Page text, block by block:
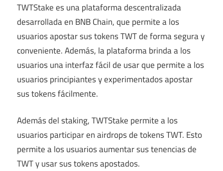
TWTStake es una plataforma descentralizada
desarrollada en BNB Chain, que permite a los
usuarios apostar sus tokens TWT de forma segura y
conveniente. Además, la plataforma brinda a los
usuarios una interfaz fácil de usar que permite a los
usuarios principiantes y experimentados apostar
sus tokens fácilmente.
Además del staking, TWTStake permite a los
usuarios participar en airdrops de tokens TWT. Esto
permite a los usuarios aumentar sus tenencias de
TWT y usar sus tokens apostados.